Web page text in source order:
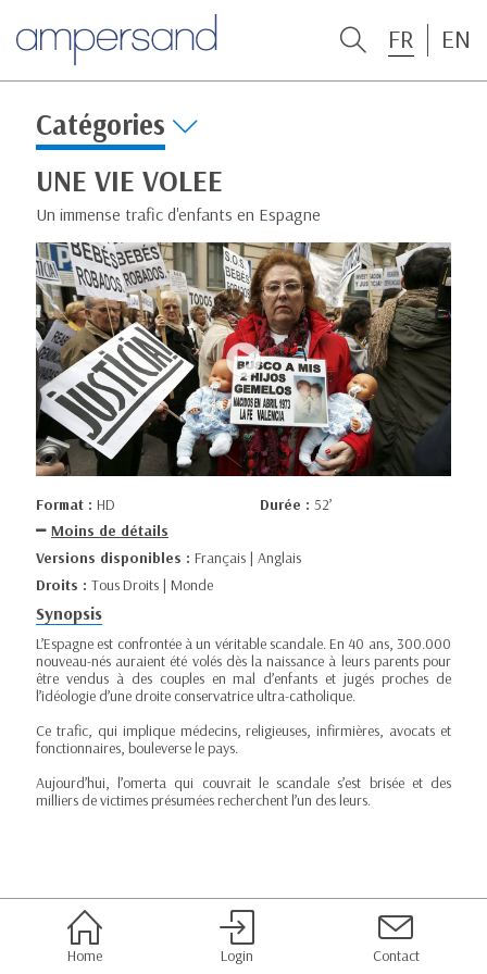
FR EN
Catégories
UNE VIE VOLEE
Un immense trafic d'enfants en Espagne
Format : HD Durée : 52’
Moins de détails
Versions disponibles : Français | Anglais
Droits : Tous Droits | Monde
Synopsis
L’Espagne est confrontée à un véritable scandale. En 40 ans, 300.000
nouveau-nés auraient été volés dès la naissance à leurs parents pour
être vendus à des couples en mal d’enfants et jugés proches de
l’idéologie d’une droite conservatrice ultra-catholique.
Ce trafic, qui implique médecins, religieuses, infirmières, avocats et
fonctionnaires, bouleverse le pays.
Aujourd’hui, l’omerta qui couvrait le scandale s’est brisée et des
milliers de victimes présumées recherchent l’un des leurs.
Home Login Contact